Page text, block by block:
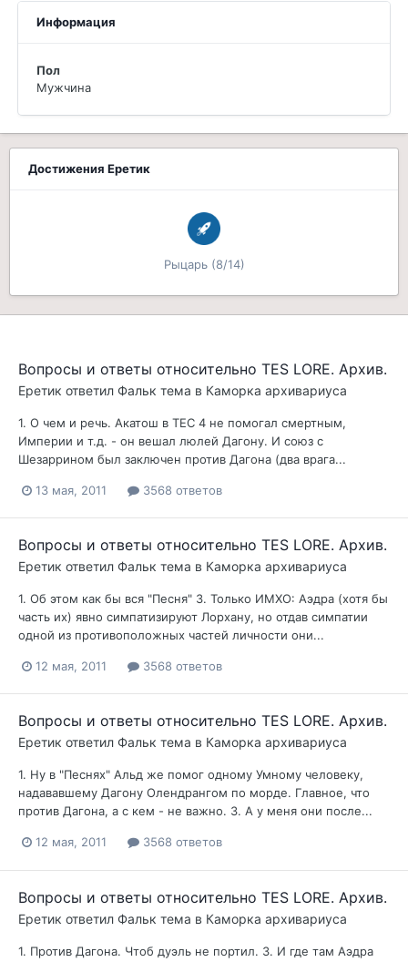
Информация
Пол
Мужчина
Достижения Еретик
Рыцарь (8/14)
Вопросы и ответы относительно TES LORE. Архив.
Еретик ответил Фальк тема в Каморка архивариуса
1. О чем и речь. Акатош в ТЕС 4 не помогал смертным,
Империи и т.д. - он вешал люлей Дагону. И союз с
Шезаррином был заключен против Дагона (два врага...
13 мая, 2011 3568 ответов
Вопросы и ответы относительно TES LORE. Архив.
Еретик ответил Фальк тема в Каморка архивариуса
1. Об этом как бы вся "Песня" 3. Только ИМХО: Аэдра (хотя бы
часть их) явно симпатизируют Лорхану, но отдав симпатии
одной из противоположных частей личности они...
12 мая, 2011 3568 ответов
Вопросы и ответы относительно TES LORE. Архив.
Еретик ответил Фальк тема в Каморка архивариуса
1. Ну в "Песнях" Альд же помог одному Умному человеку,
надававшему Дагону Олендрангом по морде. Главное, что
против Дагона, а с кем - не важно. 3. А у меня они после...
12 мая, 2011 3568 ответов
Вопросы и ответы относительно TES LORE. Архив.
Еретик ответил Фальк тема в Каморка архивариуса
1. Против Дагона. Чтоб дуэль не портил. 3. И где там Аэдра